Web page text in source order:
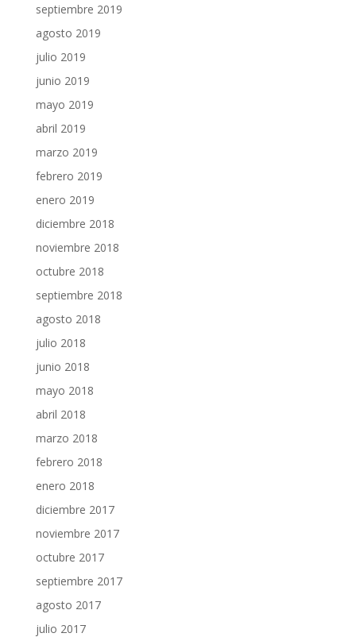
septiembre 2019
agosto 2019
julio 2019
junio 2019
mayo 2019
abril 2019
marzo 2019
febrero 2019
enero 2019
diciembre 2018
noviembre 2018
octubre 2018
septiembre 2018
agosto 2018
julio 2018
junio 2018
mayo 2018
abril 2018
marzo 2018
febrero 2018
enero 2018
diciembre 2017
noviembre 2017
octubre 2017
septiembre 2017
agosto 2017
julio 2017